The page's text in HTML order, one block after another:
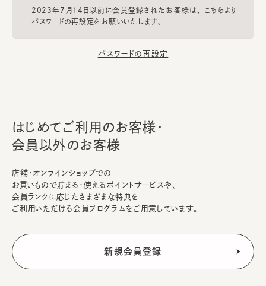
2023年7月14日以前に会員登録されたお客様は、 こちらより
パスワードの再設定をお願いいたします。
パスワードの再設定
はじめてご利用のお客様・
会員以外のお客様
店舗・オンラインショップでの
お買いもので貯まる・使えるポイントサービスや、
会員ランクに応じたさまざまな特典を
ご利用いただける会員プログラムをご用意しています。